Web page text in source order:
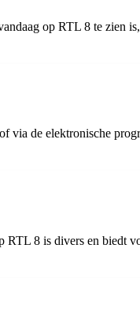
op RTL 8 te zien
via de elektronische
RTL 8 is divers en biedt